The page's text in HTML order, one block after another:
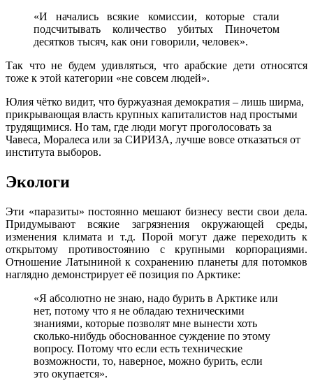
«И начались всякие комиссии, которые стали
подсчитывать количество убитых Пиночетом
десятков тысяч, как они говорили, человек».
Так что не будем удивляться, что арабские дети относятся
тоже к этой категории «не совсем людей».
Юлия чётко видит, что буржуазная демократия – лишь ширма,
прикрывающая власть крупных капиталистов над простыми
трудящимися. Но там, где люди могут проголосовать за
Чавеса, Моралеса или за СИРИЗА, лучше вовсе отказаться от
института выборов.
Экологи
Эти «паразиты» постоянно мешают бизнесу вести свои дела.
Придумывают всякие загрязнения окружающей среды,
изменения климата и т.д. Порой могут даже переходить к
открытому противостоянию с крупными корпорациями.
Отношение Латыниной к сохранению планеты для потомков
наглядно демонстрирует её позиция по Арктике:
«Я абсолютно не знаю, надо бурить в Арктике или
нет, потому что я не обладаю техническими
знаниями, которые позволят мне вынести хоть
сколько-нибудь обоснованное суждение по этому
вопросу. Потому что если есть технические
возможности, то, наверное, можно бурить, если
это окупается».